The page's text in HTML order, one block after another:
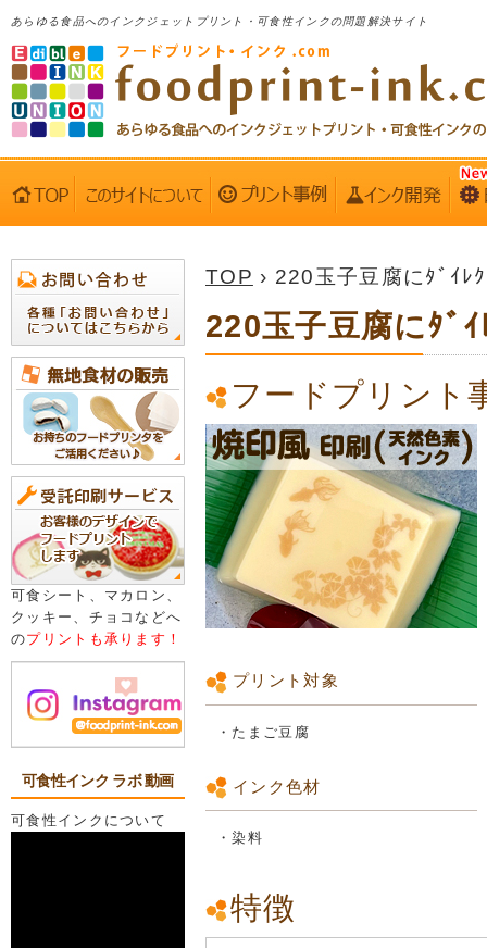
あらゆる食品へのインクジェットプリント・可食性インクの問題解決サイト
可食シート、マカロン、
クッキー、チョコなどへ
のプリントも承ります！
可食性インク ラボ 動画
可食性インクについて
TOP › 220玉子豆腐にﾀﾞｲﾚ
220玉子豆腐にﾀﾞ
フードプリント
プリント対象
・たまご豆腐
インク色材
・染料
特徴